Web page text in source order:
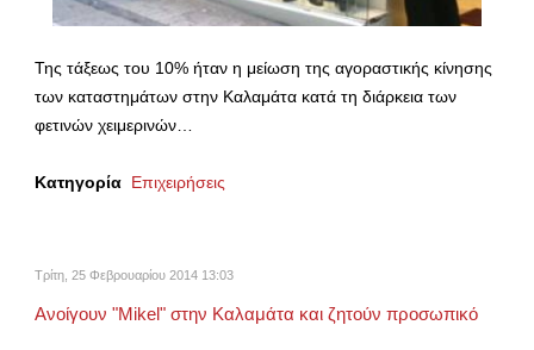
Της τάξεως του 10% ήταν η μείωση της αγοραστικής κίνησης
των καταστημάτων στην Καλαμάτα κατά τη διάρκεια των
φετινών χειμερινών…
Κατηγορία Επιχειρήσεις
Τρίτη, 25 Φεβρουαρίου 2014 13:03
Ανοίγουν "Mikel" στην Καλαμάτα και ζητούν προσωπικό